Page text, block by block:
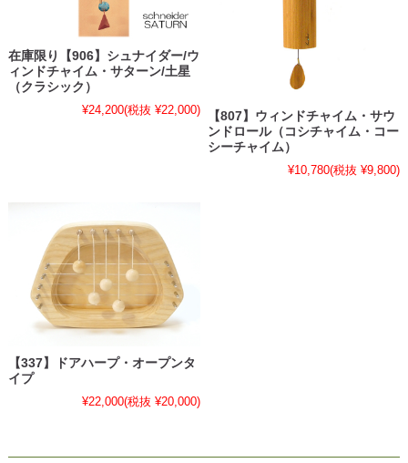
在庫限り【906】シュナイダー/ウ
ィンドチャイム・サターン/土星
（クラシック）
¥24,200(税抜 ¥22,000)
【807】ウィンドチャイム・サウ
ンドロール（コシチャイム・コー
シーチャイム）
¥10,780(税抜 ¥9,800)
【337】ドアハープ・オープンタ
イプ
¥22,000(税抜 ¥20,000)